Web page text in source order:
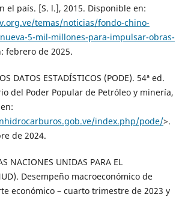
el país. [S. l.], 2015. Disponible en:
temas/noticias/fondo-chino-
5-mil-millones-para-impulsar-obras-
febrero de 2025.
DATOS ESTADÍSTICOS (PODE). 54ª ed.
del Poder Popular de Petróleo y minería,
index.php/pode/>.
de 2024.
NACIONES UNIDAS PARA EL
Desempeño macroeconómico de
económico – cuarto trimestre de 2023 y